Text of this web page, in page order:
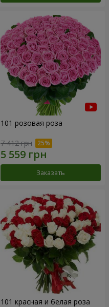
101 розовая роза
7 412 грн
Заказать
101 красная и белая роза